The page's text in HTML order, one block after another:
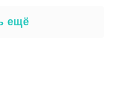
ещё